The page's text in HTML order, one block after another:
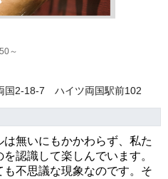
～
国2-18-7 ハイツ両国駅前102
無いにもかかわらず、私た
認識して楽しんでいます。
不思議な現象なのです。そ